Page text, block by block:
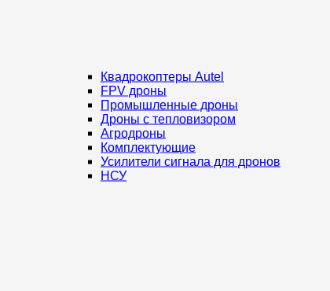
Квадрокоптеры Autel
FPV дроны
Промышленные дроны
Дроны с тепловизором
Агродроны
Комплектующие
Усилители сигнала для дронов
НСУ